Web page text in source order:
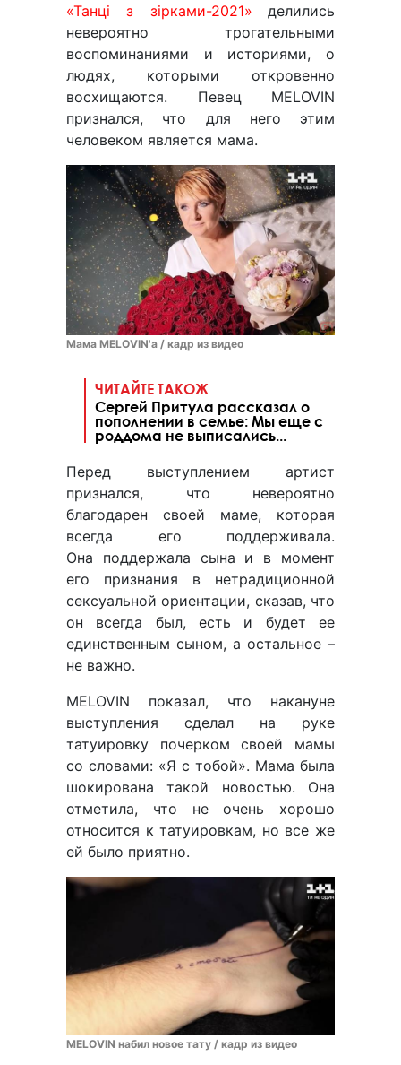
«Танці з зірками-2021»
делились
невероятно трогательными
воспоминаниями и историями, о
людях, которыми откровенно
восхищаются. Певец MELOVIN
признался, что для него этим
человеком является мама.
Мама MELOVIN'а / кадр из видео
ЧИТАЙТЕ ТАКОЖ
Сергей Притула рассказал о
пополнении в семье: Мы еще с
роддома не выписались...
Перед выступлением артист
признался, что невероятно
благодарен своей маме, которая
всегда его поддерживала.
Она поддержала сына и в момент
его признания в нетрадиционной
сексуальной ориентации, сказав, что
он всегда был, есть и будет ее
единственным сыном, а остальное –
не важно.
MELOVIN показал, что накануне
выступления сделал на руке
татуировку почерком своей мамы
со словами: «Я с тобой». Мама была
шокирована такой новостью. Она
отметила, что не очень хорошо
относится к татуировкам, но все же
ей было приятно.
MELOVIN набил новое тату / кадр из видео